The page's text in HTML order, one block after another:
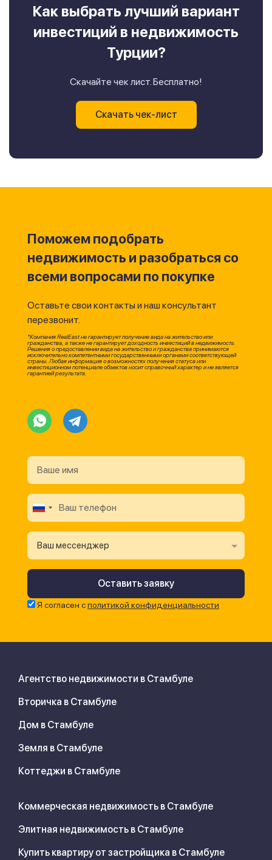
Как выбрать лучший вариант
инвестиций в недвижимость
Турции?
Скачайте чек лист. Бесплатно!
Скачать чек-лист
Поможем подобрать
недвижимость и разобраться со
всеми вопросами по покупке
Оставьте свои контакты и наш консультант
перезвонит.
*Компания RealEast не гарантирует получение вида на жительство или
гражданства, а также не гарантирует доходность инвестиций в недвижимость.
Решения о предоставлении вида на жительство и гражданства принимаются
исключительно компетентными государственными органами соответствующей
страны. Любая информация о возможностях получения статуса или
инвестиционном потенциале объектов носит справочный характер и не является
гарантией результата.
Ваш мессенджер
Я согласен сполитикой конфиденциальности
Агентство недвижимости в Стамбуле
Вторичка в Стамбуле
Дом в Стамбуле
Земля в Стамбуле
Коттеджи в Стамбуле
Коммерческая недвижимость в Стамбуле
Элитная недвижимость в Стамбуле
Купить квартиру от застройщика в Стамбуле